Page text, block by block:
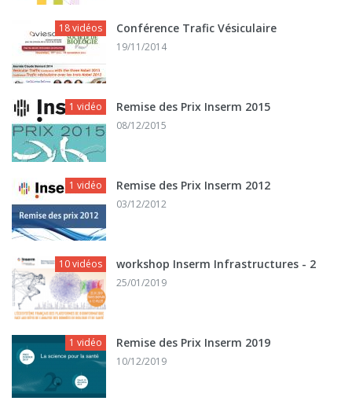
18 vidéos Conférence Trafic Vésiculaire
19/11/2014
1 vidéo Remise des Prix Inserm 2015
08/12/2015
1 vidéo Remise des Prix Inserm 2012
03/12/2012
10 vidéos workshop Inserm Infrastructures - 2
25/01/2019
1 vidéo Remise des Prix Inserm 2019
10/12/2019